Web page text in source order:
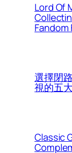
Lord Of
Fandom
選擇閉
視的五
Classic